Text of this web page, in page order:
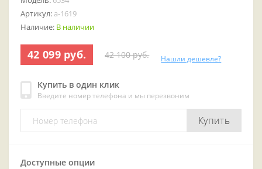
Артикул: a-1619
Наличие: В наличии
42 099 руб. 42 100 руб. Нашли дешевле?
Купить в один клик
Введите номер телефона и мы перезвоним
Купить
Доступные опции